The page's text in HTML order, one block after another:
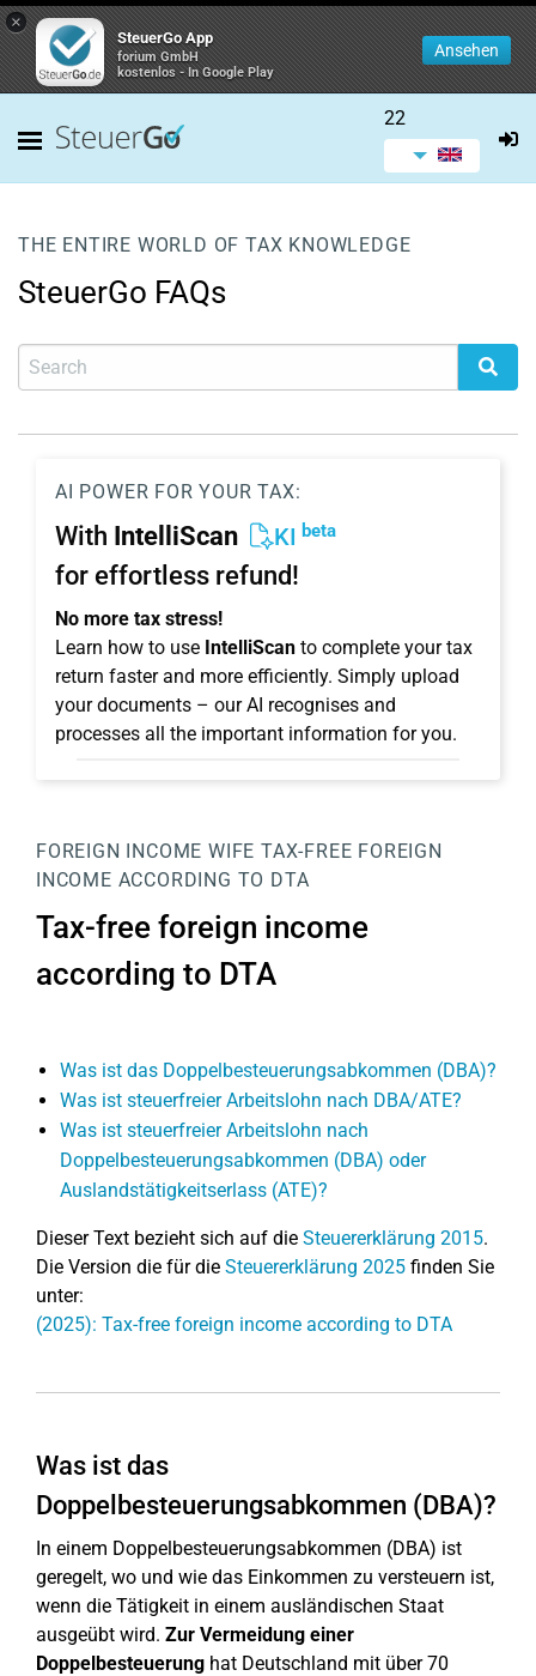
×
SteuerGo App
forium GmbH
kostenlos - In Google Play
Ansehen
22
THE ENTIRE WORLD OF TAX KNOWLEDGE
SteuerGo FAQs
AI POWER FOR YOUR TAX:
With IntelliScan KI beta
for effortless refund!
No more tax stress!
Learn how to use IntelliScan to complete your tax
return faster and more efficiently. Simply upload
your documents – our AI recognises and
processes all the important information for you.
FOREIGN INCOME WIFE TAX-FREE FOREIGN
INCOME ACCORDING TO DTA
Tax-free foreign income
according to DTA
Was ist das Doppelbesteuerungsabkommen (DBA)?
Was ist steuerfreier Arbeitslohn nach DBA/ATE?
Was ist steuerfreier Arbeitslohn nach
Doppelbesteuerungsabkommen (DBA) oder
Auslandstätigkeitserlass (ATE)?
Dieser Text bezieht sich auf die Steuererklärung 2015.
Die Version die für die Steuererklärung 2025 finden Sie
unter:
(2025): Tax-free foreign income according to DTA
Was ist das
Doppelbesteuerungsabkommen (DBA)?
In einem Doppelbesteuerungsabkommen (DBA) ist
geregelt, wo und wie das Einkommen zu versteuern ist,
wenn die Tätigkeit in einem ausländischen Staat
ausgeübt wird. Zur Vermeidung einer
Doppelbesteuerung hat Deutschland mit über 70